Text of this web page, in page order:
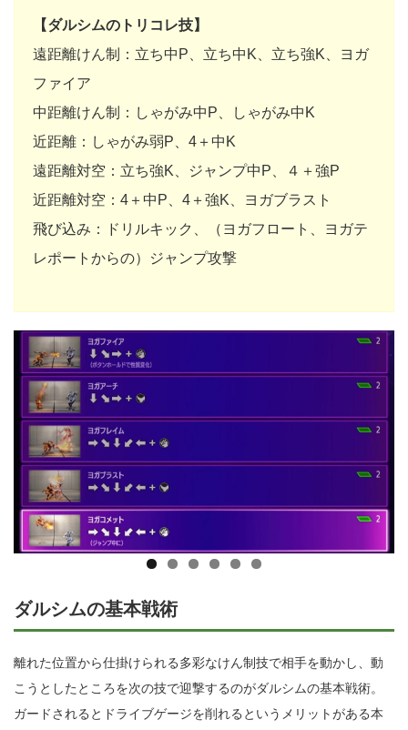
【ダルシムのトリコレ技】
遠距離けん制：立ち中P、立ち中K、立ち強K、ヨガ
ファイア
中距離けん制：しゃがみ中P、しゃがみ中K
近距離：しゃがみ弱P、4＋中K
遠距離対空：立ち強K、ジャンプ中P、４＋強P
近距離対空：4＋中P、4＋強K、ヨガブラスト
飛び込み：ドリルキック、（ヨガフロート、ヨガテ
レポートからの）ジャンプ攻撃
ダルシムの基本戦術
離れた位置から仕掛けられる多彩なけん制技で相手を動かし、動
こうとしたところを次の技で迎撃するのがダルシムの基本戦術。
ガードされるとドライブゲージを削れるというメリットがある本